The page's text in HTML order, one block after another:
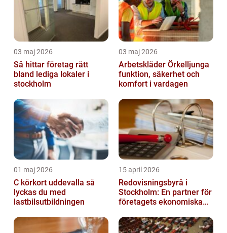
03 maj 2026
Så hittar företag rätt
bland lediga lokaler i
stockholm
03 maj 2026
Arbetskläder Örkelljunga
funktion, säkerhet och
komfort i vardagen
01 maj 2026
C körkort uddevalla så
lyckas du med
lastbilsutbildningen
15 april 2026
Redovisningsbyrå i
Stockholm: En partner för
företagets ekonomiska